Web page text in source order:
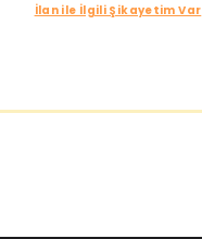
İlan ile İlgili Şikayetim Var